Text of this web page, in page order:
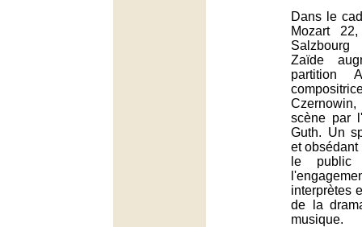
Dans le
Mozart
Zaïde
partition
scène par
Guth. Un
et
le
interprètes
de la
musique.